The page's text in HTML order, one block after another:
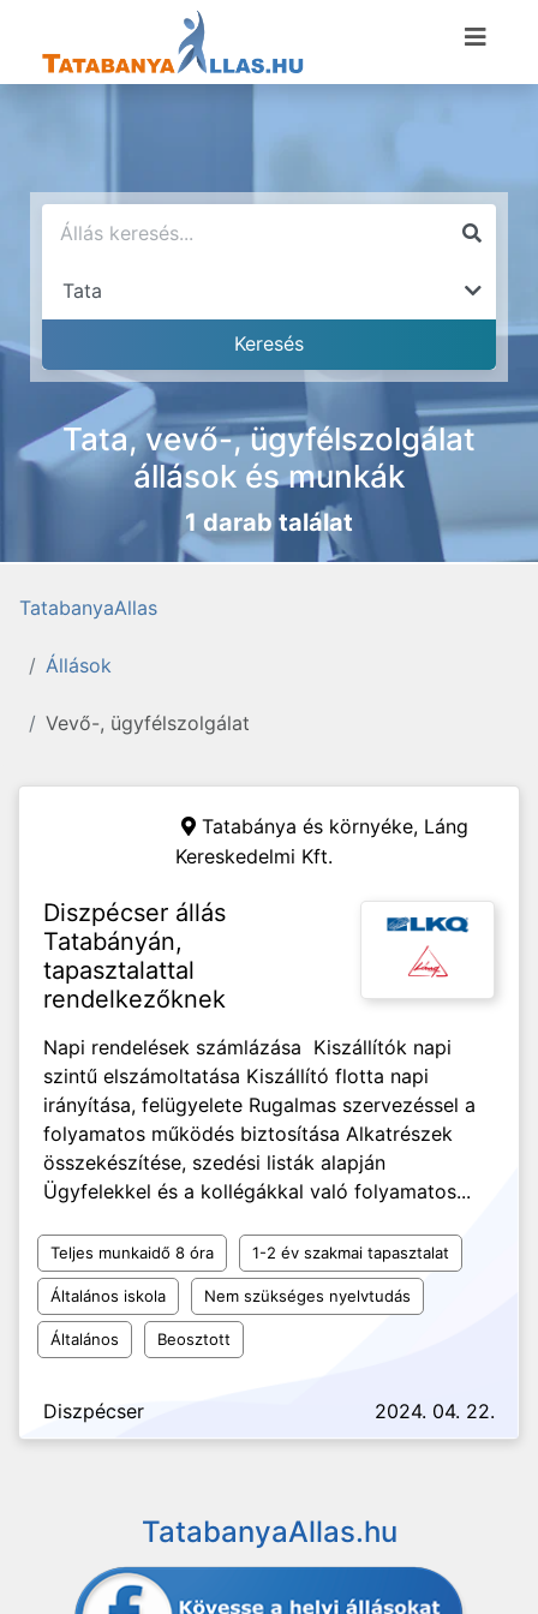
Tata, vevő-, ügyfélszolgálat
állások és munkák
1 darab találat
TatabanyaAllas
Állások
Vevő-, ügyfélszolgálat
Tatabánya és környéke, Láng
Kereskedelmi Kft.
Diszpécser állás
Tatabányán,
tapasztalattal
rendelkezőknek
Napi rendelések számlázása Kiszállítók napi
szintű elszámoltatása Kiszállító flotta napi
irányítása, felügyelete Rugalmas szervezéssel a
folyamatos működés biztosítása Alkatrészek
összekészítése, szedési listák alapján
Ügyfelekkel és a kollégákkal való folyamatos...
Teljes munkaidő 8 óra 1-2 év szakmai tapasztalat
Általános iskola Nem szükséges nyelvtudás
Általános Beosztott
Diszpécser 2024. 04. 22.
TatabanyaAllas.hu